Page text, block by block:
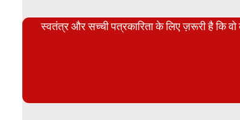
स्वतंत्र और सच्ची पत्रकारिता के लिए ज़रूरी है कि